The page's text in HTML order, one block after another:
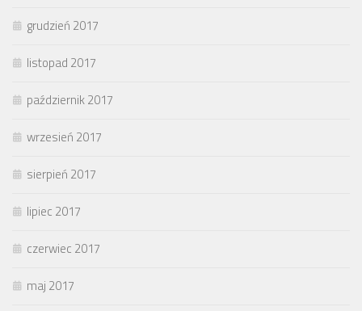
grudzień 2017
listopad 2017
październik 2017
wrzesień 2017
sierpień 2017
lipiec 2017
czerwiec 2017
maj 2017